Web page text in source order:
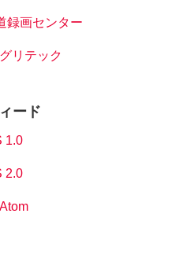
録画センター
リテック
ード
1.0
2.0